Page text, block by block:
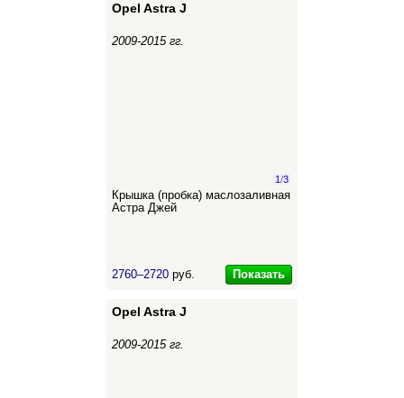
Opel Astra J
2009-2015 гг.
1/3
Крышка (пробка) маслозаливная
Астра Джей
2760–2720 руб. Показать
Opel Astra J
2009-2015 гг.